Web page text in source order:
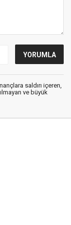
saldırı içeren,
ve büyük